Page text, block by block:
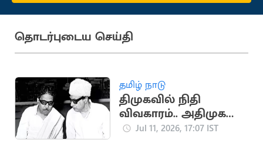
தொடர்புடைய செய்தி
தமிழ் நாடு
திமுகவில் நிதி
விவகாரம்.. அதிமுக
உருவாக காரணமான
Jul 11, 2026, 17:07 IST